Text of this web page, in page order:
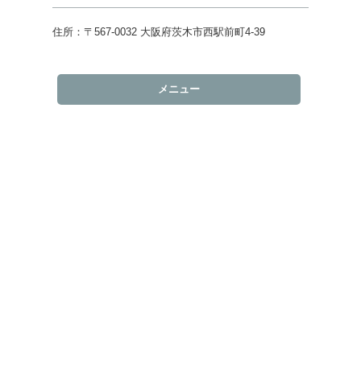
住所：〒567‐0032 大阪府茨木市西駅前町4-39
メニュー